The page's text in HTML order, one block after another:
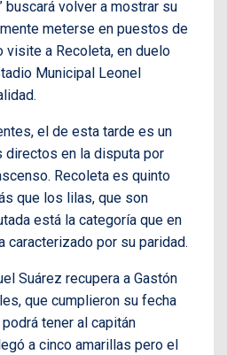
buscará volver a mostrar su
meterse en puestos de
visite a Recoleta, en duelo
Municipal Leonel
el de esta tarde es un
directos en la disputa por
Recoleta es quinto
que los lilas, que son
está la categoría que en
caracterizado por su paridad.
Suárez recupera a Gastón
que cumplieron su fecha
tener al capitán
a cinco amarillas pero el